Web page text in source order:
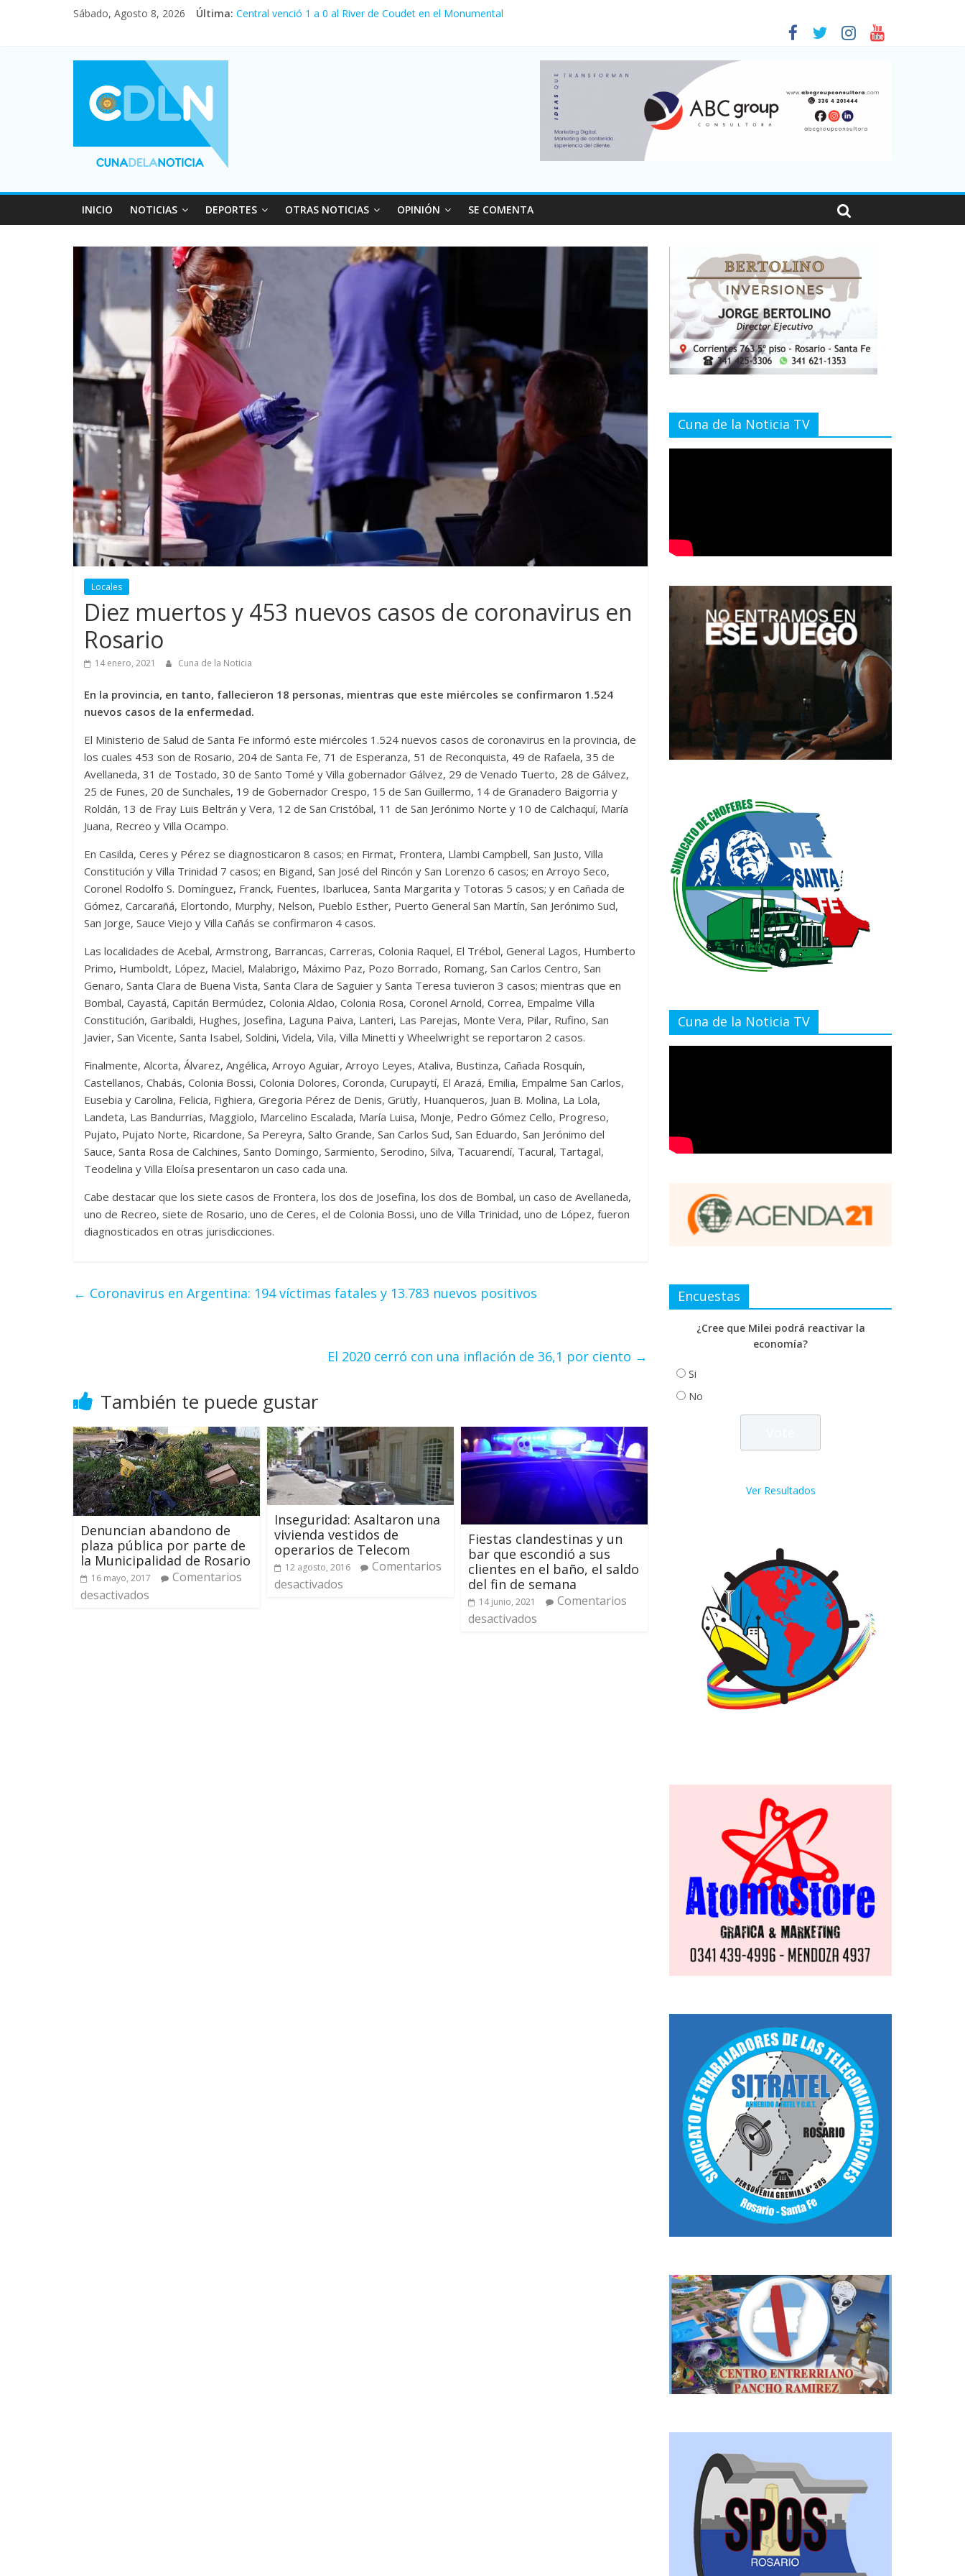
Sábado, Agosto 8, 2026 Última: Central venció 1 a 0 al River de Coudet en el Monumental
Vacaciones de invierno con más movimiento y consumo turístico: 4,6 millones de personas viajaron por el país, un 5,9% más que en 2025
Fuerte caída de la venta de autos usados en julio: bajó un 12,6% interanual
INICIO NOTICIAS DEPORTES OTRAS NOTICIAS OPINIÓN SE COMENTA
Locales
Diez muertos y 453 nuevos casos de coronavirus en
Rosario
14 enero, 2021 Cuna de la Noticia
En la provincia, en tanto, fallecieron 18 personas, mientras que este miércoles se confirmaron 1.524
nuevos casos de la enfermedad.
El Ministerio de Salud de Santa Fe informó este miércoles 1.524 nuevos casos de coronavirus en la provincia, de
los cuales 453 son de Rosario, 204 de Santa Fe, 71 de Esperanza, 51 de Reconquista, 49 de Rafaela, 35 de
Avellaneda, 31 de Tostado, 30 de Santo Tomé y Villa gobernador Gálvez, 29 de Venado Tuerto, 28 de Gálvez,
25 de Funes, 20 de Sunchales, 19 de Gobernador Crespo, 15 de San Guillermo, 14 de Granadero Baigorria y
Roldán, 13 de Fray Luis Beltrán y Vera, 12 de San Cristóbal, 11 de San Jerónimo Norte y 10 de Calchaquí, María
Juana, Recreo y Villa Ocampo.
En Casilda, Ceres y Pérez se diagnosticaron 8 casos; en Firmat, Frontera, Llambi Campbell, San Justo, Villa
Constitución y Villa Trinidad 7 casos; en Bigand, San José del Rincón y San Lorenzo 6 casos; en Arroyo Seco,
Coronel Rodolfo S. Domínguez, Franck, Fuentes, Ibarlucea, Santa Margarita y Totoras 5 casos; y en Cañada de
Gómez, Carcarañá, Elortondo, Murphy, Nelson, Pueblo Esther, Puerto General San Martín, San Jerónimo Sud,
San Jorge, Sauce Viejo y Villa Cañás se confirmaron 4 casos.
Las localidades de Acebal, Armstrong, Barrancas, Carreras, Colonia Raquel, El Trébol, General Lagos, Humberto
Primo, Humboldt, López, Maciel, Malabrigo, Máximo Paz, Pozo Borrado, Romang, San Carlos Centro, San
Genaro, Santa Clara de Buena Vista, Santa Clara de Saguier y Santa Teresa tuvieron 3 casos; mientras que en
Bombal, Cayastá, Capitán Bermúdez, Colonia Aldao, Colonia Rosa, Coronel Arnold, Correa, Empalme Villa
Constitución, Garibaldi, Hughes, Josefina, Laguna Paiva, Lanteri, Las Parejas, Monte Vera, Pilar, Rufino, San
Javier, San Vicente, Santa Isabel, Soldini, Videla, Vila, Villa Minetti y Wheelwright se reportaron 2 casos.
Finalmente, Alcorta, Álvarez, Angélica, Arroyo Aguiar, Arroyo Leyes, Ataliva, Bustinza, Cañada Rosquín,
Castellanos, Chabás, Colonia Bossi, Colonia Dolores, Coronda, Curupaytí, El Arazá, Emilia, Empalme San Carlos,
Eusebia y Carolina, Felicia, Fighiera, Gregoria Pérez de Denis, Grütly, Huanqueros, Juan B. Molina, La Lola,
Landeta, Las Bandurrias, Maggiolo, Marcelino Escalada, María Luisa, Monje, Pedro Gómez Cello, Progreso,
Pujato, Pujato Norte, Ricardone, Sa Pereyra, Salto Grande, San Carlos Sud, San Eduardo, San Jerónimo del
Sauce, Santa Rosa de Calchines, Santo Domingo, Sarmiento, Serodino, Silva, Tacuarendí, Tacural, Tartagal,
Teodelina y Villa Eloísa presentaron un caso cada una.
Cabe destacar que los siete casos de Frontera, los dos de Josefina, los dos de Bombal, un caso de Avellaneda,
uno de Recreo, siete de Rosario, uno de Ceres, el de Colonia Bossi, uno de Villa Trinidad, uno de López, fueron
diagnosticados en otras jurisdicciones.
← Coronavirus en Argentina: 194 víctimas fatales y 13.783 nuevos positivos
El 2020 cerró con una inflación de 36,1 por ciento →
También te puede gustar
Denuncian abandono de
plaza pública por parte de
la Municipalidad de Rosario
16 mayo, 2017
Comentarios
desactivados
Inseguridad: Asaltaron una
vivienda vestidos de
operarios de Telecom
12 agosto, 2016
Comentarios
desactivados
Fiestas clandestinas y un
bar que escondió a sus
clientes en el baño, el saldo
del fin de semana
14 junio, 2021
Comentarios
desactivados
Cuna de la Noticia TV
Cuna de la Noticia TV
Encuestas
¿Cree que Milei podrá reactivar la
economía?
Si
No
Ver Resultados